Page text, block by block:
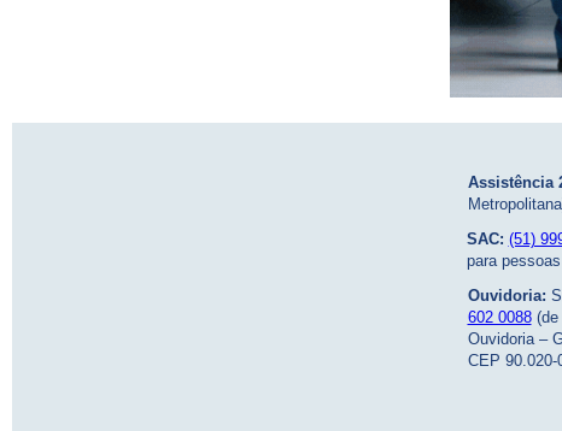
Assistência
SAC: (51)
para
Ouvidoria:
602 0088(de
Ouvidoria –
CEP 90.020-